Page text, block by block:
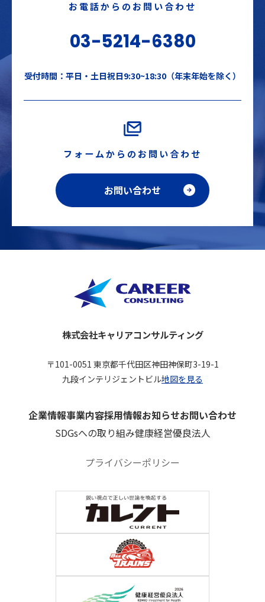
お電話からのお問い合わせ
03-5214-6380
受付時間：平日・土日祝日9:30~18:30（年末年始を除く）
フォームからのお問い合わせ
お問い合わせ
株式会社キャリアコンサルティング
〒101-0051 東京都千代田区神田神保町3-19-1
九段インテリジェントビル地図を見る
企業情報事業内容採用情報お知らせお問い合わせ
SDGsへの取り組み健康経営優良法人
プライバシーポリシー